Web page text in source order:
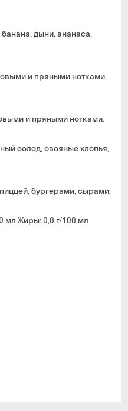
дыни, ананаса,
и пряными нотками,
и пряными нотками.
солод, овсяные хлопья,
бургерами, сырами.
мл Жиры: 0,0 г/100 мл